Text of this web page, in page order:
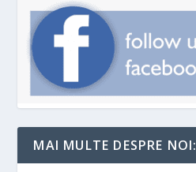
MAI MULTE DESPRE NOI: